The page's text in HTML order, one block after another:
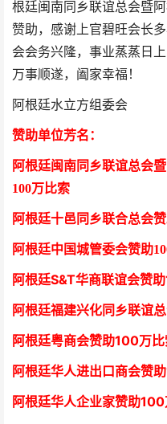
根廷闽南同乡联谊总会暨
赞助，感谢上官碧旺会长
会会务兴隆，事业蒸蒸日
万事顺遂，阖家幸福！
阿根廷水立方组委会
赞助单位芳名：
阿根廷闽南同乡联谊总会
100万比索
阿根廷十邑同乡联合总会
阿根廷中国城管委会赞助
阿根廷S&T华商联谊会赞
阿根廷福建兴化同乡联谊
阿根廷粤商会赞助100万
阿根廷华人进出口商会赞
阿根廷华人企业家赞助